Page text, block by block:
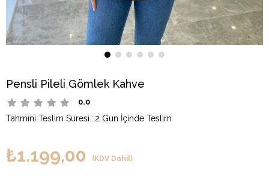
Pensli Pileli Gömlek Kahve
0.0
Tahmini Teslim Süresi : 2 Gün İçinde Teslim
₺1.199,00 (KDV Dahil)